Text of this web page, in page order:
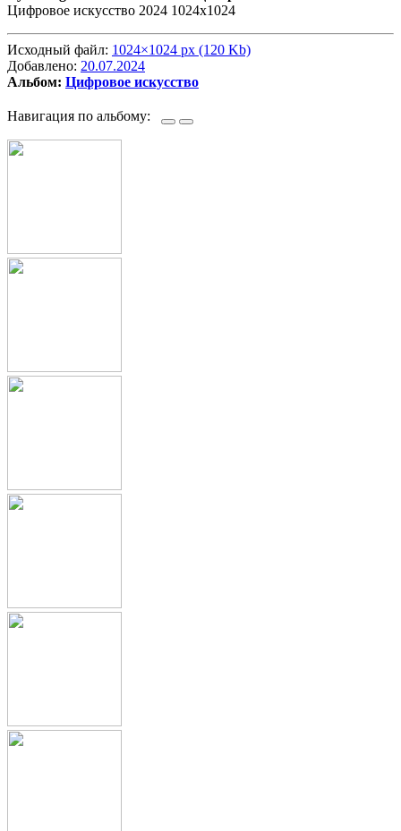
Цифровое искусство 2024 1024х1024
Исходный файл: 1024×1024 px (120 Kb)
Добавлено: 20.07.2024
Альбом: Цифровое искусство
Навигация по альбому: